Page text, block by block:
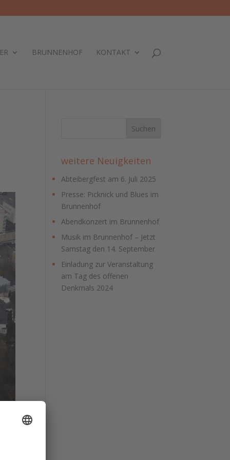
BRUNNENHOF KONTAKT
weitere Neuigkeiten
Abteibergfest am 6. Juli 2025
Presse: Picknick und Blues im
Brunnenhof
Abendkonzert im Brunnenhof
Musik im Brunnenhof – Jetzt
Samstag den 14. September
Einladung zur Veranstaltung
am Tag des offenen
Denkmals 2024